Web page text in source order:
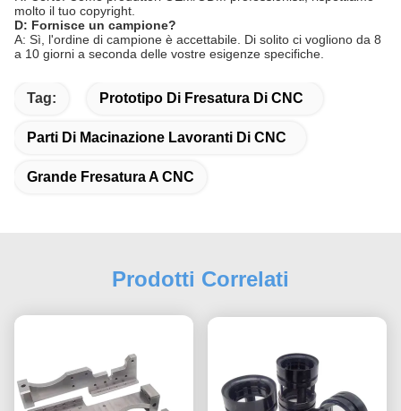
molto il tuo copyright.
D: Fornisce un campione?
A: Sì, l'ordine di campione è accettabile. Di solito ci vogliono da 8
a 10 giorni a seconda delle vostre esigenze specifiche.
Tag: Prototipo Di Fresatura Di CNC
Parti Di Macinazione Lavoranti Di CNC
Grande Fresatura A CNC
Prodotti Correlati